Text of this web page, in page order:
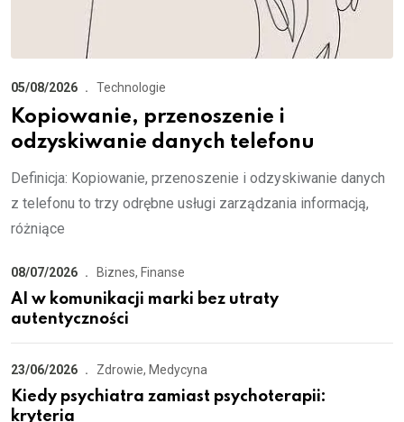
05/08/2026 Technologie
Kopiowanie, przenoszenie i
odzyskiwanie danych telefonu
Definicja: Kopiowanie, przenoszenie i odzyskiwanie danych
z telefonu to trzy odrębne usługi zarządzania informacją,
różniące
08/07/2026 Biznes, Finanse
AI w komunikacji marki bez utraty
autentyczności
23/06/2026 Zdrowie, Medycyna
Kiedy psychiatra zamiast psychoterapii:
kryteria